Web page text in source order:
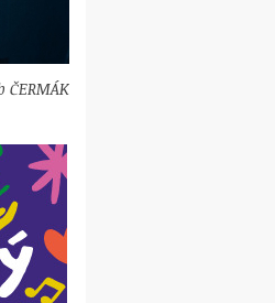
ČERMÁK